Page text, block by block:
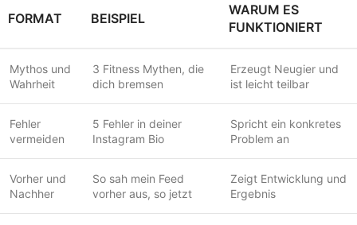
FORMAT BEISPIEL
WARUM ES
FUNKTIONIERT
Mythos und
Wahrheit
3 Fitness Mythen, die
dich bremsen
Erzeugt Neugier und
ist leicht teilbar
Fehler
vermeiden
5 Fehler in deiner
Instagram Bio
Spricht ein konkretes
Problem an
Vorher und
Nachher
So sah mein Feed
vorher aus, so jetzt
Zeigt Entwicklung und
Ergebnis